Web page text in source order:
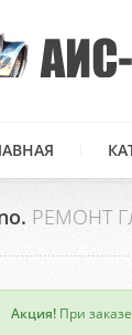
РЕМОНТ
Акция!При ×